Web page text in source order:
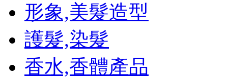
形象,美髮造型
護髮,染髮
香水,香體產品